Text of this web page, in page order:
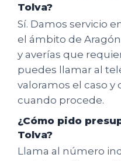
Tolva?
Sí. Damos servicio
el ámbito de
y averías que
puedes llamar al
valoramos el caso y
cuando procede.
¿Cómo pido
Tolva?
Llama al número